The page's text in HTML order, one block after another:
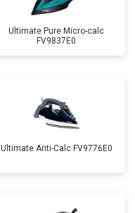
Ultimate Pure Micro-calc
FV9837E0
Ultimate Anti-Calc FV9776E0